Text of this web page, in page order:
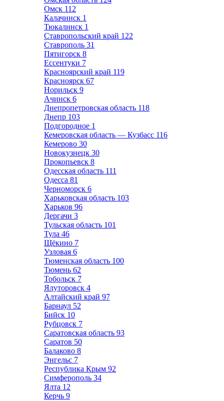
Омск 112
Калачинск 1
Тюкалинск 1
Ставропольский край 122
Ставрополь 31
Пятигорск 8
Ессентуки 7
Красноярский край 119
Красноярск 67
Норильск 9
Ачинск 6
Днепропетровская область 118
Днепр 103
Подгородное 1
Кемеровская область — Кузбасс 116
Кемерово 30
Новокузнецк 30
Прокопьевск 8
Одесская область 111
Одесса 81
Черноморск 6
Харьковская область 103
Харьков 96
Дергачи 3
Тульская область 101
Тула 46
Щёкино 7
Узловая 6
Тюменская область 100
Тюмень 62
Тобольск 7
Ялуторовск 4
Алтайский край 97
Барнаул 52
Бийск 10
Рубцовск 7
Саратовская область 93
Саратов 50
Балаково 8
Энгельс 7
Республика Крым 92
Симферополь 34
Ялта 12
Керчь 9